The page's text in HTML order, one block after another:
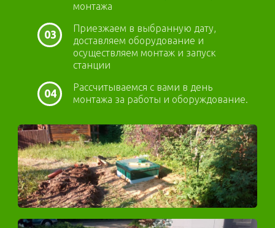
монтажа
03
Приезжаем в выбранную дату,
доставляем оборудование и
осуществляем монтаж и запуск
станции
04
Рассчитываемся с вами в день
монтажа за работы и оборуждование.